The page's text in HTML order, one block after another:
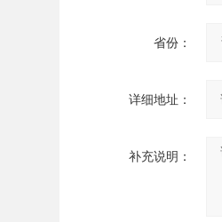
省份：
详细地址：
补充说明：